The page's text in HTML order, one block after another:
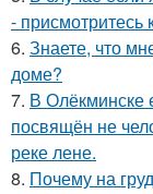
-
6. Знаете, что
доме?
7. В Олёкминске
посвящён не
реке лене.
8. Почему на